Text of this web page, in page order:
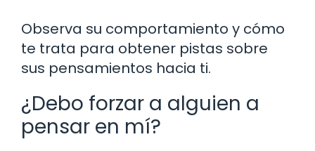
Observa su comportamiento y cómo
te trata para obtener pistas sobre
sus pensamientos hacia ti.
¿Debo forzar a alguien a
pensar en mí?